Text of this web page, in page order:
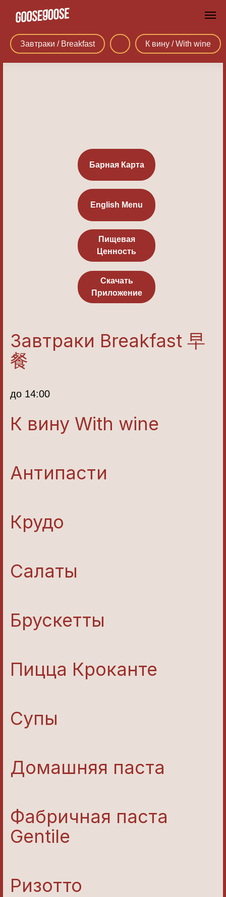
Завтраки / Breakfast К вину / With wine
Пищевая
Ценность
Скачать
Приложение
Барная Карта
English Menu
Завтраки Breakfast 早
餐
до 14:00
К вину With wine
Антипасти
Крудо
Салаты
Брускетты
Пицца Кроканте
Супы
Домашняя паста
Фабричная паста
Gentile
Ризотто